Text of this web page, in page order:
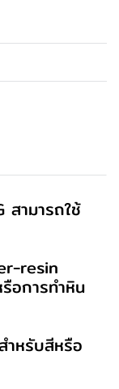
ามารถใช้
resin
อการทำหิน
ำหรับสีหรือ